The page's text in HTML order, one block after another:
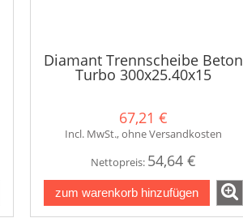
Diamant Trennscheibe Beton
Turbo 300x25.40x15
67,21 €
Incl. MwSt., ohne Versandkosten
Nettopreis: 54,64 €
zum warenkorb hinzufügen